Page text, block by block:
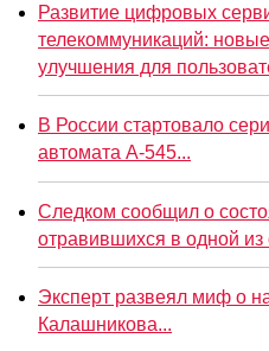
Развитие цифровых
телекоммуникаций:
улучшения для
В России стартовало
автомата А-545...
Следком сообщил о
отравившихся в одной из
Эксперт развеял миф о
Калашникова...